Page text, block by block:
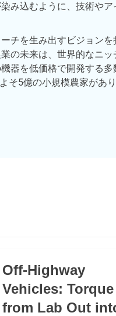
み込むように、技術や
チを生み出すビジョン
の未来は、世界的なニ
を低価格で開発する多
そ5億の小規模農家があ
Off-Highway
Vehicles: Torque
from Lab Out